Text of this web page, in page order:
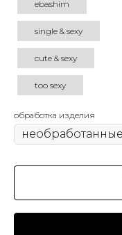
ebashim
single & sexy
cute & sexy
too sexy
обработка изделия